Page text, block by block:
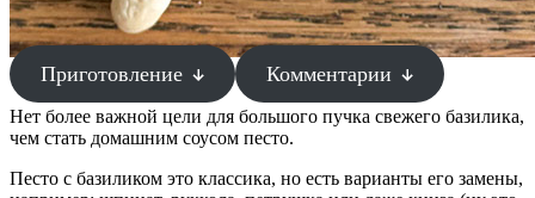
Приготовление Комментарии
Нет более важной цели для большого пучка свежего базилика,
чем стать домашним соусом песто.
Песто с базиликом это классика, но есть варианты его замены,